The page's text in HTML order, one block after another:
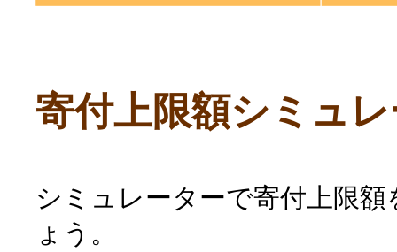
寄付上限額シミュ
シミュレーターで寄付上限
ょう。